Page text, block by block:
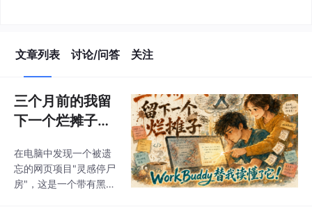
文章列表 讨论/问答 关注
三个月前的我留
下一个烂摊子，
我读懂了它！
在电脑中发现一个被遗
忘的网页项目"灵感停尸
房"，这是一个带有黑色